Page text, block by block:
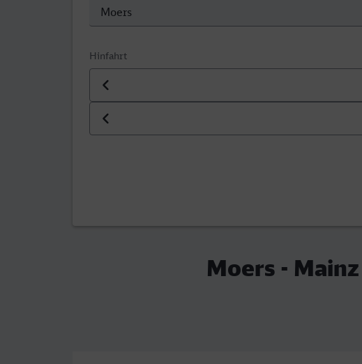
Hinfahrt
Datum der Hinfahrt
Uhrzeit der Hinfahrt
Moers -